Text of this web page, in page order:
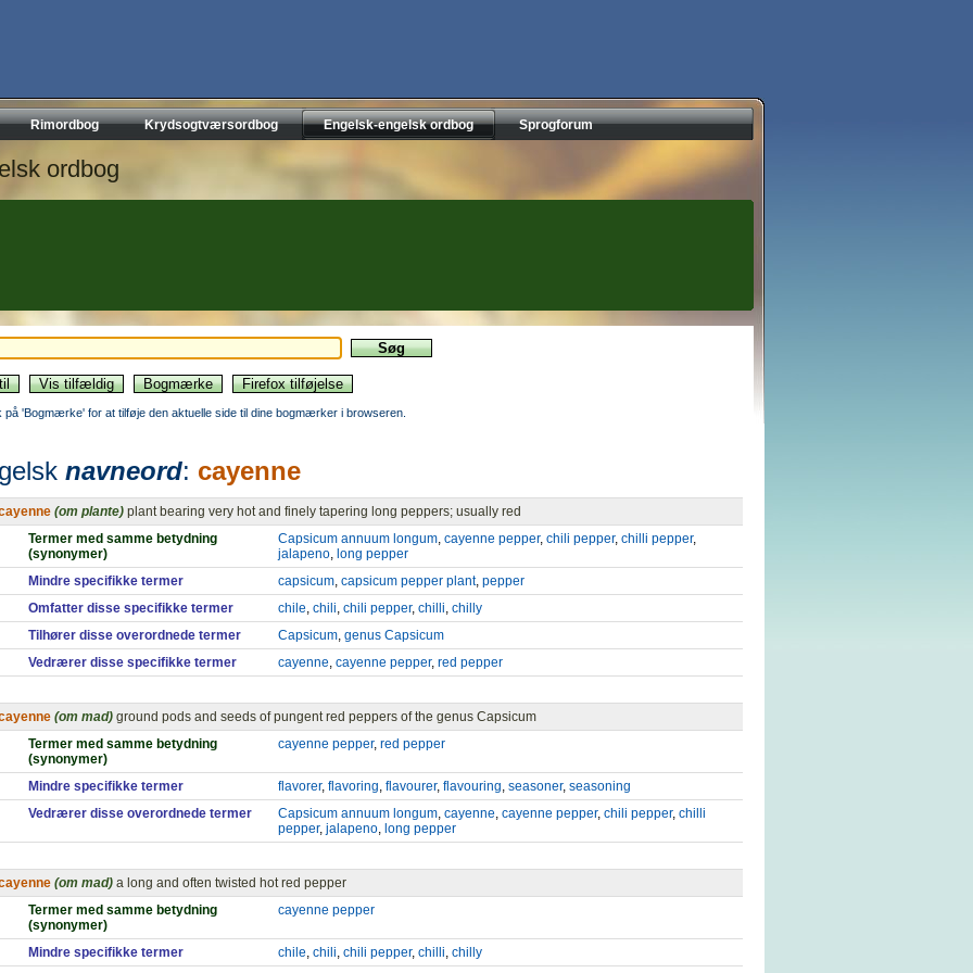
Rimordbog Krydsogtværsordbog Engelsk-engelsk ordbog Sprogforum
ordbog
på 'Bogmærke' for at tilføje den aktuelle side til dine bogmærker i browseren.
navneord: cayenne
(om plante) plant bearing very hot and finely tapering long peppers; usually red
Termer med samme betydning
(synonymer)
Capsicum annuum longum, cayenne pepper, chili pepper, chilli pepper,
jalapeno, long pepper
Mindre specifikke termer
capsicum, capsicum pepper plant, pepper
Omfatter disse specifikke termer
chile, chili, chili pepper, chilli, chilly
Tilhører disse overordnede termer
Capsicum, genus Capsicum
Vedrærer disse specifikke termer
cayenne, cayenne pepper, red pepper
(om mad) ground pods and seeds of pungent red peppers of the genus Capsicum
Termer med samme betydning
(synonymer)
cayenne pepper, red pepper
Mindre specifikke termer flavorer, flavoring, flavourer, flavouring, seasoner, seasoning
Vedrærer disse overordnede termer
Capsicum annuum longum, cayenne, cayenne pepper, chili pepper, chilli
pepper, jalapeno, long pepper
(om mad) a long and often twisted hot red pepper
Termer med samme betydning
(synonymer)
cayenne pepper
Mindre specifikke termer chile, chili, chili pepper, chilli, chilly